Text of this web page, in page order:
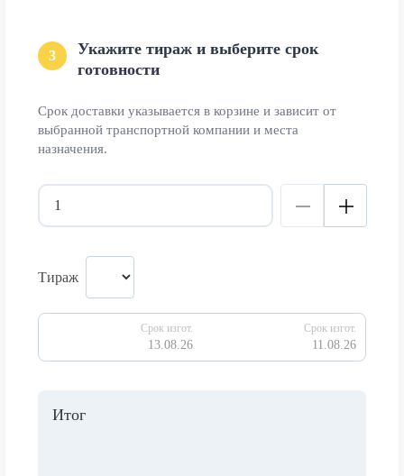
3
Укажите тираж и выберите срок
готовности
Срок доставки указывается в корзине и зависит от
выбранной транспортной компании и места
назначения.
Тираж
Срок изгот.
13.08.26
Срок изгот.
11.08.26
Итог